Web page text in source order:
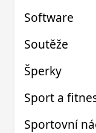
Software
Soutěže
Šperky
Sport a
Sportovní